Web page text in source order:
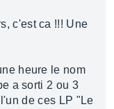
c'est ca !!! Une
heure le nom
a sorti 2 ou 3
de ces LP "Le